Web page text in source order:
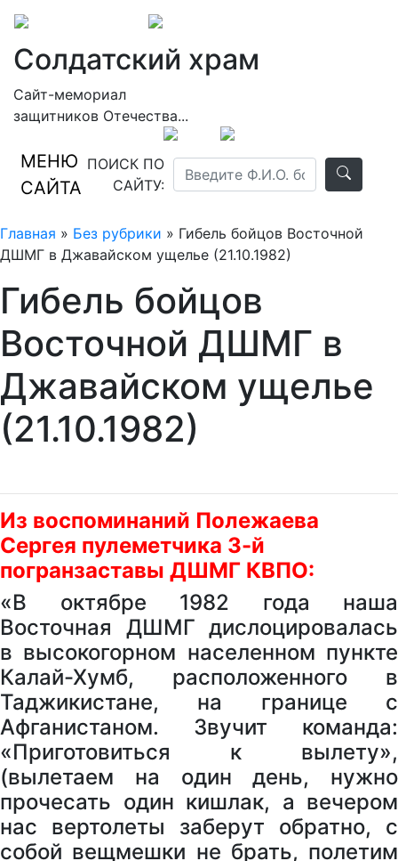
Солдатский храм
Сайт-мемориал
защитников Отечества...
МЕНЮ
САЙТА
ПОИСК ПО
САЙТУ:
Главная » Без рубрики » Гибель бойцов Восточной
ДШМГ в Джавайском ущелье (21.10.1982)
Гибель бойцов
Восточной ДШМГ в
Джавайском ущелье
(21.10.1982)
Из воспоминаний Полежаева
Сергея пулеметчика 3-й
погранзаставы ДШМГ КВПО:
«В октябре 1982 года наша
Восточная ДШМГ дислоцировалась
в высокогорном населенном пункте
Калай-Хумб, расположенного в
Таджикистане, на границе с
Афганистаном. Звучит команда:
«Приготовиться к вылету»,
(вылетаем на один день, нужно
прочесать один кишлак, а вечером
нас вертолеты заберут обратно, с
собой вещмешки не брать, полетим